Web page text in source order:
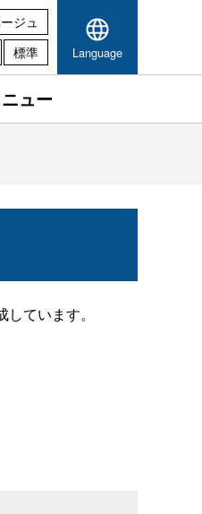
ジュ
標準 Language
ュー
ています。